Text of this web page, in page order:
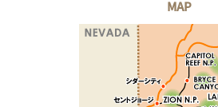
MAP